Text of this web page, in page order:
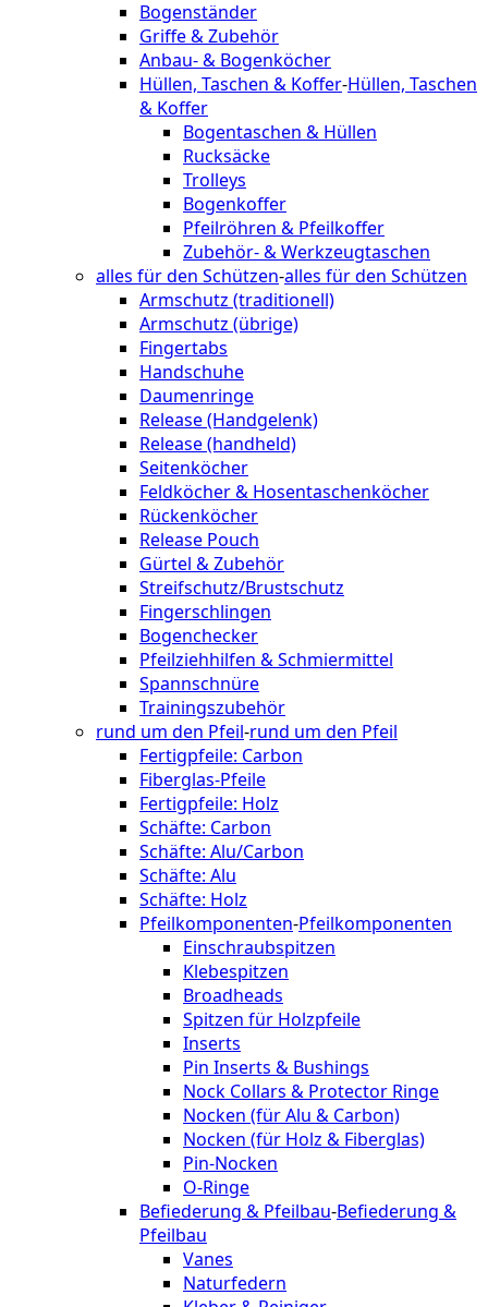
Bogenständer
Griffe & Zubehör
Anbau- & Bogenköcher
Hüllen, Taschen & Koffer-Hüllen, Taschen
& Koffer
Bogentaschen & Hüllen
Rucksäcke
Trolleys
Bogenkoffer
Pfeilröhren & Pfeilkoffer
Zubehör- & Werkzeugtaschen
alles für den Schützen-alles für den Schützen
Armschutz (traditionell)
Armschutz (übrige)
Fingertabs
Handschuhe
Daumenringe
Release (Handgelenk)
Release (handheld)
Seitenköcher
Feldköcher & Hosentaschenköcher
Rückenköcher
Release Pouch
Gürtel & Zubehör
Streifschutz/Brustschutz
Fingerschlingen
Bogenchecker
Pfeilziehhilfen & Schmiermittel
Spannschnüre
Trainingszubehör
rund um den Pfeil-rund um den Pfeil
Fertigpfeile: Carbon
Fiberglas-Pfeile
Fertigpfeile: Holz
Schäfte: Carbon
Schäfte: Alu/Carbon
Schäfte: Alu
Schäfte: Holz
Pfeilkomponenten-Pfeilkomponenten
Einschraubspitzen
Klebespitzen
Broadheads
Spitzen für Holzpfeile
Inserts
Pin Inserts & Bushings
Nock Collars & Protector Ringe
Nocken (für Alu & Carbon)
Nocken (für Holz & Fiberglas)
Pin-Nocken
O-Ringe
Befiederung & Pfeilbau-Befiederung &
Pfeilbau
Vanes
Naturfedern